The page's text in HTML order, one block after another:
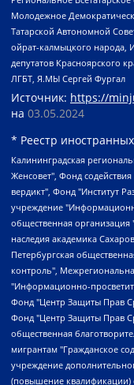
Молодежное
Татарской Автономной
ойрат-калмыцкого народа,
депутатов Красноярского
ЛГБТ, Я.МЫ Сергей Фургал
Источник: https://
на 03.05.2024
* Реестр
Калининградская региональная общественная организация "Экозащита!-Женсовет", Фонд содействия защите прав и свобод граждан "Общественный вердикт", Фонд "Институт Развития Свободы Информации", Частное учреждение "Информационное агентство МЕМО. РУ", Региональная общественная организация "Общественная комиссия по сохранению наследия академика Сахарова", Фонд поддержки свободы прессы, Санкт-Петербургская общественная правозащитная организация "Гражданский контроль", Межрегиональная общественная организация "Информационно-просветительский центр "Мемориал", Региональный Фонд "Центр Защиты Прав Средств Массовой Информации", с 05.12.2023 Фонд "Центр Защиты Прав Средств массовой информации", Региональная общественная благотворительная организация помощи беженцам и мигрантам "Гражданское содействие", Негосударственное образовательное учреждение дополнительного профессионального образования (повышение квалификации) специалистов "АКАДЕМИЯ ПО ПРАВАМ ЧЕЛОВЕКА", Свердловская региональная общественная организация "Сутяжник", Автономная некоммерческая организация "Центр независимых социологических исследований", Союз общественных объединений "Российский исследовательский центр по правам человека", Региональное общественное учреждение научно-информационный центр "МЕМОРИАЛ", Некоммерческая организация "Фонд защиты гласности", Автономная некоммерческая организация "Институт прав человека", Городская общественная организация "Екатеринбургское общество "МЕМОРИАЛ", Городская общественная организация "Рязанское историко-просветительское и правозащитное общество "Мемориал" (Рязанский Мемориал), Челябинский региональный орган общественной самодеятельности – женское общественное объединение "Женщины Евразии", Челябинский региональный орган общественной самодеятельности "Уральская правозащитная группа", Фонд содействия защите здоровья и социальной справедливости имени Андрея Рылькова, Автономная Некоммерческая Организация "Аналитический Центр Юрия Левады", Автономная некоммерческая организация социальной поддержки населения "Проект Апрель", Региональная общественная организация помощи женщинам и детям, находящимся в кризисной ситуации "Информационно-методический центр "Анна", Фонд содействия развитию массовых коммуникаций и правовому просвещению "Так-так-Так", Фонд содействия устойчивому развитию "Серебряная тайга", Свердловский региональный общественный фонд социальных проектов "Новое время", "Idel.Реалии", Кавказ.Реалии, Крым.Реалии, Телеканал Настоящее Время, Татаро-башкирская служба Радио Свобода (Azatliq Radiosi), Радио Свободная Европа/Радио Свобода (PCE/PC), "Сибирь.Реалии", "Фактограф", Благотворительный фонд помощи осужденным и их семьям, Автономная некоммерческая организация "Институт глобализации и социальных движений", Фонд "В защиту прав заключенных", Частное учреждение "Центр поддержки и содействия развитию средств массовой информации", Пензенский региональный общественный благотворительный фонд "Гражданский союз", "Север.Реалии", Некоммерческая организация Фонд "Правовая инициатива", Общество с ограниченной ответственностью "Радио Свободная Европа/Радио Свобода", Чешское информационное агентство "MEDIUM-ORIENT", Красноярская региональная общественная организация "Мы против СПИДа", Камалягин Денис Николаевич, Маркелов Сергей Евгеньевич, Пономарев Лев Александрович, Савицкая Людмила Алексеевна, Автономная некоммерческая организация "Центр по работе с проблемой насилия "НАСИЛИЮ.НЕТ", Межрегиональный профессиональный союз работников здравоохранения "Альянс врачей", Юридическое лицо, зарегистрированное в Латвийской Республике, SIA "Medusa Project" (регистрационный номер 40103797863, дата регистрации 10.06.2014), Некоммерческая организация "Фонд по борьбе с коррупцией",